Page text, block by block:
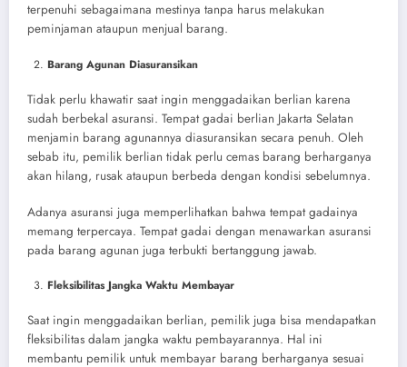
terpenuhi sebagaimana mestinya tanpa harus melakukan
peminjaman ataupun menjual barang.
Barang Agunan Diasuransikan
Tidak perlu khawatir saat ingin menggadaikan berlian karena
sudah berbekal asuransi. Tempat gadai berlian Jakarta Selatan
menjamin barang agunannya diasuransikan secara penuh. Oleh
sebab itu, pemilik berlian tidak perlu cemas barang berharganya
akan hilang, rusak ataupun berbeda dengan kondisi sebelumnya.
Adanya asuransi juga memperlihatkan bahwa tempat gadainya
memang terpercaya. Tempat gadai dengan menawarkan asuransi
pada barang agunan juga terbukti bertanggung jawab.
Fleksibilitas Jangka Waktu Membayar
Saat ingin menggadaikan berlian, pemilik juga bisa mendapatkan
fleksibilitas dalam jangka waktu pembayarannya. Hal ini
membantu pemilik untuk membayar barang berharganya sesuai